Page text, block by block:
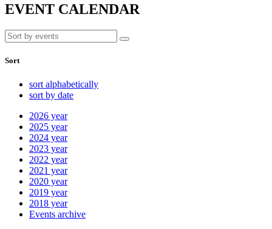
EVENT CALENDAR
Sort
sort alphabetically
sort by date
2026 year
2025 year
2024 year
2023 year
2022 year
2021 year
2020 year
2019 year
2018 year
Events archive